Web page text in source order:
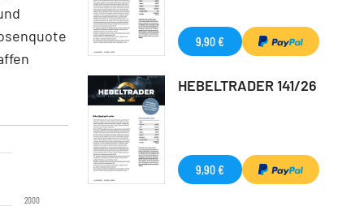
2000
9,90 €
HEBELTRADER 141/26
9,90 €